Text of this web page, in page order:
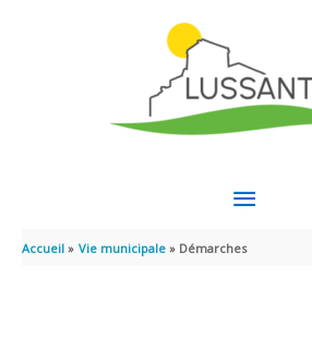
MENU
Accueil Vie municipale Démarches